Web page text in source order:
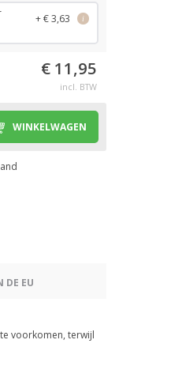
+ € 3,63 i
€ 11,95
incl. BTW
WINKELWAGEN
DE EU
voorkomen, terwijl